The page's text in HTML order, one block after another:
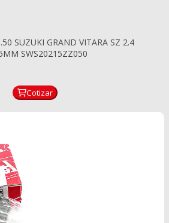
SUZUKI GRAND VITARA SZ 2.4
SWS20215ZZ050
Cotizar